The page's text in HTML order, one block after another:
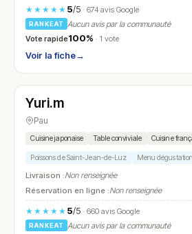
★★★★★ 5/5· 674 avis Google
RANKEAT
Aucun avis par la communauté
Vote rapide100% · 1 vote
Voir la fiche→
N° 12
Yuri.m
Pau
Cuisine japonaise Table conviviale Cuisine
Poissons de Saint-Jean-de-Luz Menu dégustation
Livraison :Non renseignée
Réservation en ligne :Non renseignée
★★★★★ 5/5· 660 avis Google
RANKEAT
Aucun avis par la communauté